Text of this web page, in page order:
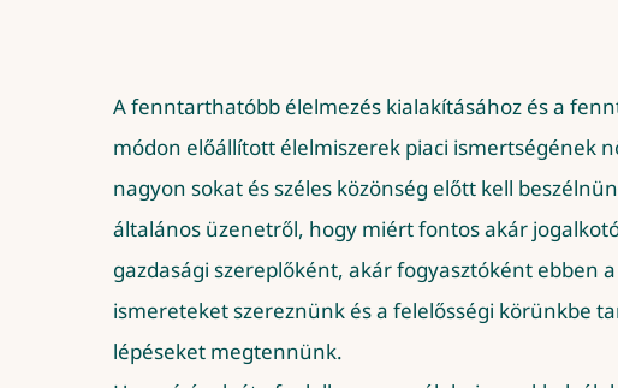
A fenntarthatóbb élelmezés kialakításához és a
módon előállított élelmiszerek piaci ismertségének
nagyon sokat és széles közönség előtt kell
általános üzenetről, hogy miért fontos akár
gazdasági szereplőként, akár fogyasztóként ebben
ismereteket szereznünk és a felelősségi körünkbe
lépéseket megtennünk.